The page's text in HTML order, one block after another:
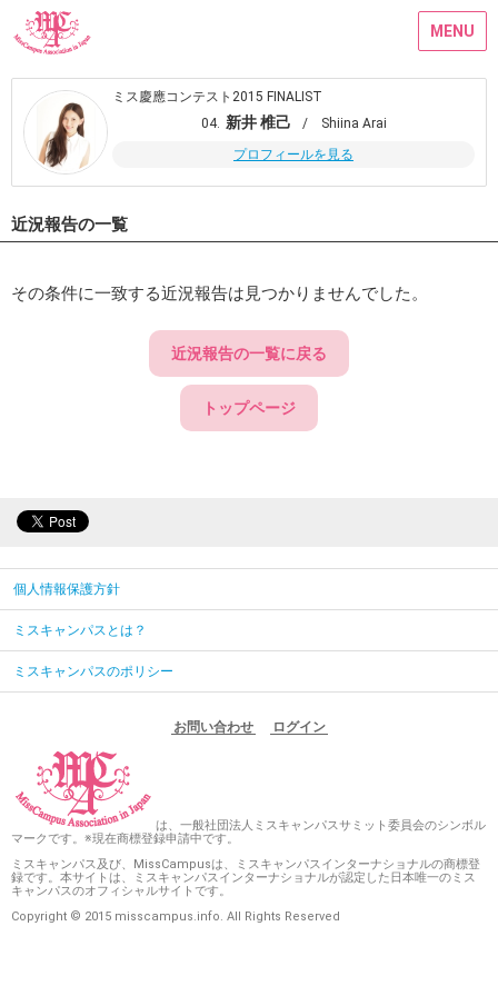
MENU
ミス慶應コンテスト2015 FINALIST
04. 新井 椎己
/ Shiina Arai
プロフィールを見る
近況報告の一覧
その条件に一致する近況報告は見つかりませんでした。
近況報告の一覧に戻る
トップページ
個人情報保護方針
ミスキャンパスとは？
ミスキャンパスのポリシー
お問い合わせ ログイン
は、一般社団法人ミスキャンパスサミット委員会のシンボル
マークです。※現在商標登録申請中です。
ミスキャンパス及び、MissCampusは、ミスキャンパスインターナショナルの商標登
録です。本サイトは、ミスキャンパスインターナショナルが認定した日本唯一のミス
キャンパスのオフィシャルサイトです。
Copyright © 2015 misscampus.info. All Rights Reserved